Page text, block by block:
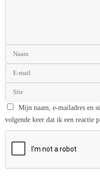
Mijn naam, e-mailadres en
volgende keer dat ik een reactie